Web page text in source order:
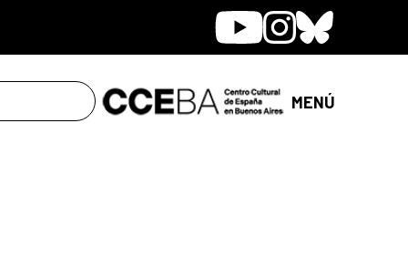
YoutubeInstagram
Bluesky
MENÚ